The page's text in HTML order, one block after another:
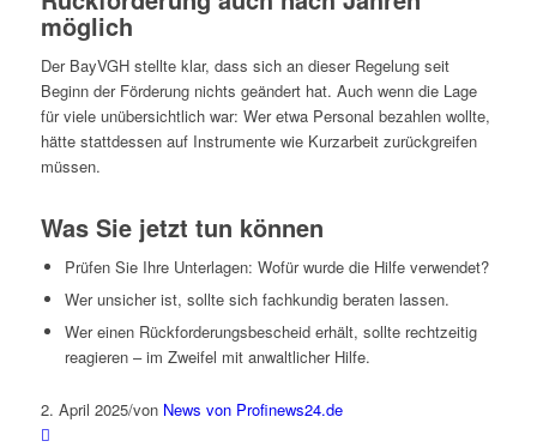
möglich
Der BayVGH stellte klar, dass sich an dieser Regelung seit
Beginn der Förderung nichts geändert hat. Auch wenn die Lage
für viele unübersichtlich war: Wer etwa Personal bezahlen wollte,
hätte stattdessen auf Instrumente wie Kurzarbeit zurückgreifen
müssen.
Was Sie jetzt tun können
Prüfen Sie Ihre Unterlagen: Wofür wurde die Hilfe verwendet?
Wer unsicher ist, sollte sich fachkundig beraten lassen.
Wer einen Rückforderungsbescheid erhält, sollte rechtzeitig
reagieren – im Zweifel mit anwaltlicher Hilfe.
2. April 2025/von News von Profinews24.de